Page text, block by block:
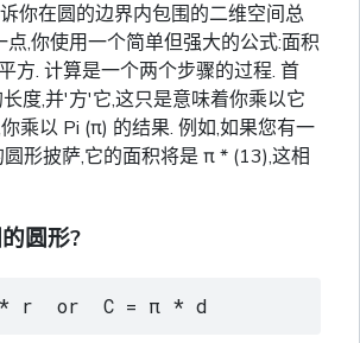
你在圆的边界内包围的二维空间总
点,你使用一个简单但强大的公式:面积
方. 计算是一个两个步骤的过程. 首
度,并'方'它,这只是意味着你乘以它
乘以 Pi (π) 的结果. 例如,如果您有一
形披萨,它的面积将是 π * (13),这相
圆形?
r  or  C = π * d